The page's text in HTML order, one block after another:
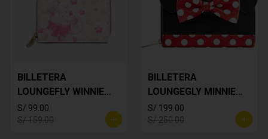
BILLETERA
LOUNGEFLY WINNIE
THE POOH
S/ 99.00
S/ 159.00
BILLETERA
LOUNGEGLY MINNIE
MOUSE
S/ 199.00
S/ 250.00